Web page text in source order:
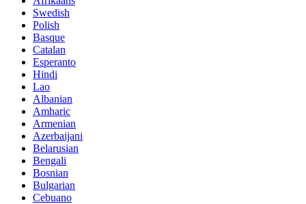
Swedish
Polish
Basque
Catalan
Esperanto
Hindi
Lao
Albanian
Amharic
Armenian
Azerbaijani
Belarusian
Bengali
Bosnian
Bulgarian
Cebuano